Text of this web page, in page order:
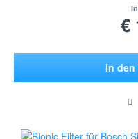
€
In den